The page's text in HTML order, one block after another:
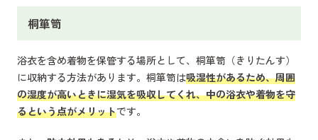
桐箪笥
浴衣を含め着物を保管する場所として、桐箪笥（きりたんす）
に収納する方法があります。桐箪笥は吸湿性があるため、周囲
の湿度が高いときに湿気を吸収してくれ、中の浴衣や着物を守
るという点がメリットです。